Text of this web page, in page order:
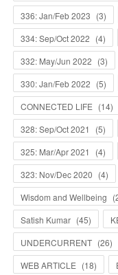
336: Jan/Feb 2023 (3)
334: Sep/Oct 2022 (4)
332: May/Jun 2022 (3)
330: Jan/Feb 2022 (5)
CONNECTED LIFE (14)
328: Sep/Oct 2021
(5)
325: Mar/Apr 2021
(4)
323: Nov/Dec 2020 (4)
Wisdom and Wellbeing (
Satish Kumar (45)
UNDERCURRENT (26)
WEB ARTICLE (18)